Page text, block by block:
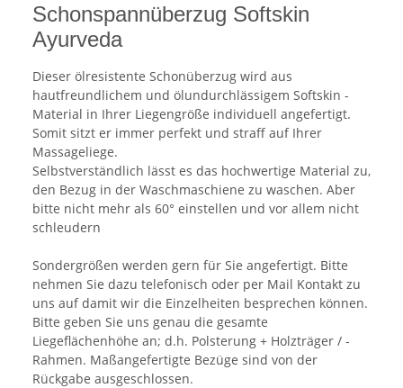
Schonspannüberzug Softskin
Ayurveda
Dieser ölresistente Schonüberzug wird aus
hautfreundlichem und ölundurchlässigem Softskin -
Material in Ihrer Liegengröße individuell angefertigt.
Somit sitzt er immer perfekt und straff auf Ihrer
Massageliege.
Selbstverständlich lässt es das hochwertige Material zu,
den Bezug in der Waschmaschiene zu waschen. Aber
bitte nicht mehr als 60° einstellen und vor allem nicht
schleudern
Sondergrößen werden gern für Sie angefertigt. Bitte
nehmen Sie dazu telefonisch oder per Mail Kontakt zu
uns auf damit wir die Einzelheiten besprechen können.
Bitte geben Sie uns genau die gesamte
Liegeflächenhöhe an; d.h. Polsterung + Holzträger / -
Rahmen. Maßangefertigte Bezüge sind von der
Rückgabe ausgeschlossen.